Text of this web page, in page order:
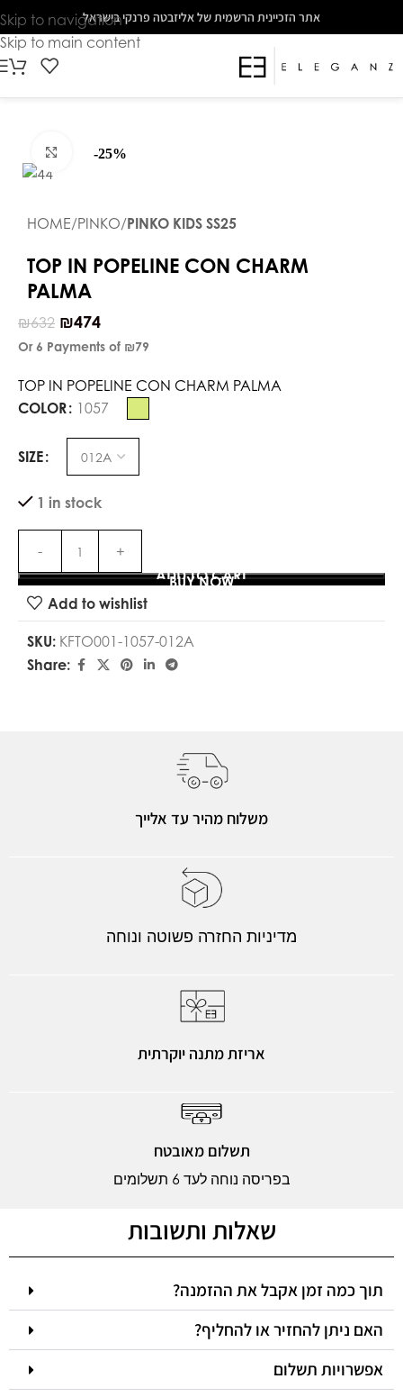
The
beginning
of
web
main
Content
Skip to navigation
Skip to main content
אתר הזכיינית הרשמית של אליזבטה פרנקי בישראל
-25%
Click to enlarge
HOME PINKO PINKO KIDS SS25
TOP IN POPELINE CON CHARM
PALMA
₪632 ₪474
Or 6 Payments of ₪79
TOP IN POPELINE CON CHARM PALMA
COLOR
1057
SIZE
1 in stock
ADD TO CART
BUY NOW
Add to wishlist
SKU: KFTO001-1057-012A
Share:
משלוח מהיר עד אלייך
מדיניות החזרה פשוטה ונוחה
אריזת מתנה יוקרתית
תשלום מאובטח
בפריסה נוחה לעד 6 תשלומים
שאלות ותשובות
תוך כמה זמן אקבל את ההזמנה?
האם ניתן להחזיר או להחליף?
אפשרויות תשלום